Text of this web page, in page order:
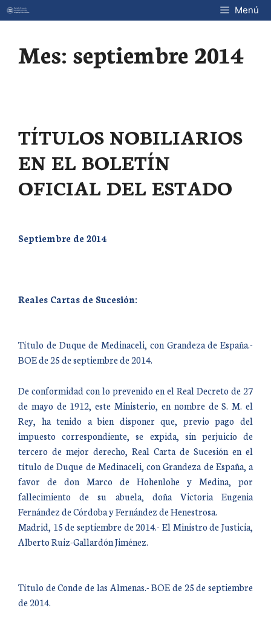
Saltar
al
Menú
Mes: septiembre 2014
TÍTULOS NOBILIARIOS
EN EL BOLETÍN
OFICIAL DEL ESTADO
Septiembre de 2014
Reales Cartas de Sucesión:
Título de Duque de Medinaceli, con Grandeza de España.-
BOE de 25 de septiembre de 2014.
De conformidad con lo prevenido en el Real Decreto de 27
de mayo de 1912, este Ministerio, en nombre de S. M. el
Rey, ha tenido a bien disponer que, previo pago del
impuesto correspondiente, se expida, sin perjuicio de
tercero de mejor derecho, Real Carta de Sucesión en el
título de Duque de Medinaceli, con Grandeza de España, a
favor de don Marco de Hohenlohe y Medina, por
fallecimiento de su abuela, doña Victoria Eugenia
Fernández de Córdoba y Fernández de Henestrosa.
Madrid, 15 de septiembre de 2014.- El Ministro de Justicia,
Alberto Ruiz-Gallardón Jiménez.
Título de Conde de las Almenas.- BOE de 25 de septiembre
de 2014.